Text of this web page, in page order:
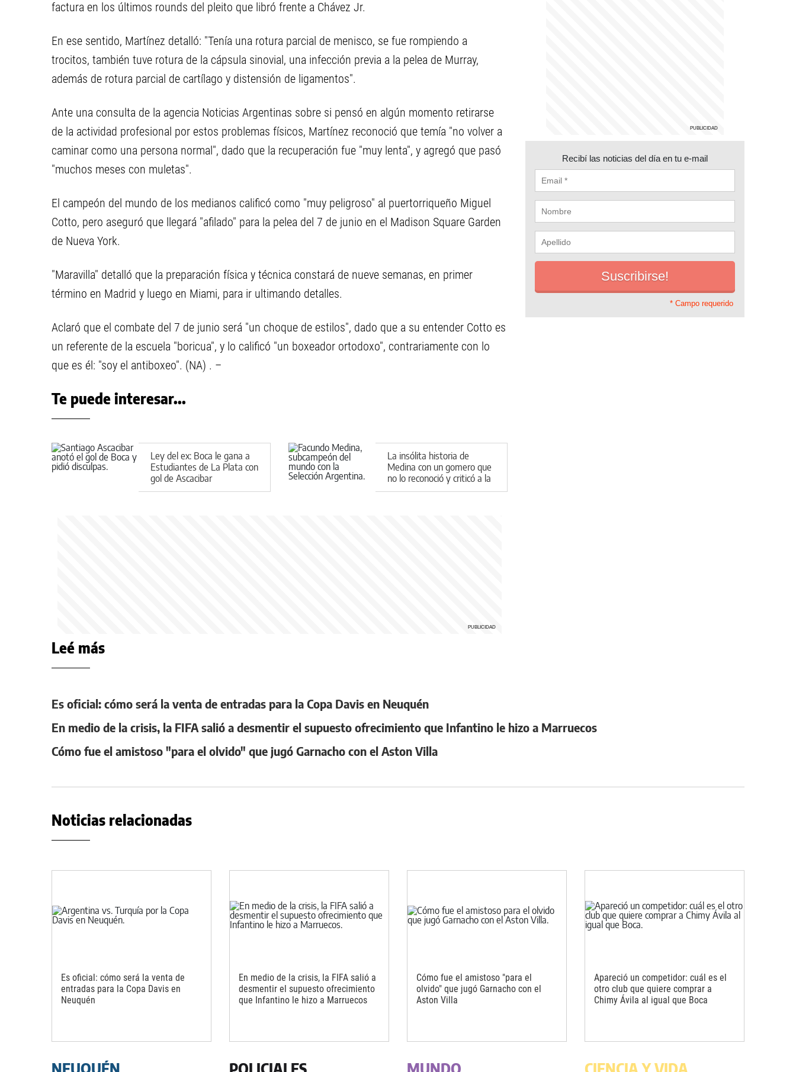
factura en los últimos rounds del pleito que libró frente a Chávez Jr.
En ese sentido, Martínez detalló: "Tenía una rotura parcial de menisco, se fue rompiendo a
trocitos, también tuve rotura de la cápsula sinovial, una infección previa a la pelea de Murray,
además de rotura parcial de cartílago y distensión de ligamentos".
Ante una consulta de la agencia Noticias Argentinas sobre si pensó en algún momento retirarse
de la actividad profesional por estos problemas físicos, Martínez reconoció que temía "no volver a
caminar como una persona normal", dado que la recuperación fue "muy lenta", y agregó que pasó
"muchos meses con muletas".
El campeón del mundo de los medianos calificó como "muy peligroso" al puertorriqueño Miguel
Cotto, pero aseguró que llegará "afilado" para la pelea del 7 de junio en el Madison Square Garden
de Nueva York.
"Maravilla" detalló que la preparación física y técnica constará de nueve semanas, en primer
término en Madrid y luego en Miami, para ir ultimando detalles.
Aclaró que el combate del 7 de junio será "un choque de estilos", dado que a su entender Cotto es
un referente de la escuela "boricua", y lo calificó "un boxeador ortodoxo", contrariamente con lo
que es él: "soy el antiboxeo". (NA) . –
Te puede interesar...
Ley del ex: Boca le gana a
Estudiantes de La Plata con
gol de Ascacibar
La insólita historia de
Medina con un gomero que
no lo reconoció y criticó a la
Selección Argentina
Recibí las noticias del día en tu e-mail
* Campo requerido
Leé más
Es oficial: cómo será la venta de entradas para la Copa Davis en Neuquén
En medio de la crisis, la FIFA salió a desmentir el supuesto ofrecimiento que Infantino le hizo a Marruecos
Cómo fue el amistoso "para el olvido" que jugó Garnacho con el Aston Villa
Noticias relacionadas
Es oficial: cómo será la venta de
entradas para la Copa Davis en
Neuquén
En medio de la crisis, la FIFA salió a
desmentir el supuesto ofrecimiento
que Infantino le hizo a Marruecos
Cómo fue el amistoso "para el
olvido" que jugó Garnacho con el
Aston Villa
Apareció un competidor: cuál es el
otro club que quiere comprar a
Chimy Ávila al igual que Boca
NEUQUÉN POLICIALES MUNDO CIENCIA Y VIDA